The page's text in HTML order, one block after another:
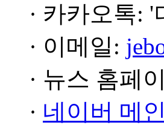
· 카카오톡:
· 이메일:
· 뉴스 홈페
· 네이버 메